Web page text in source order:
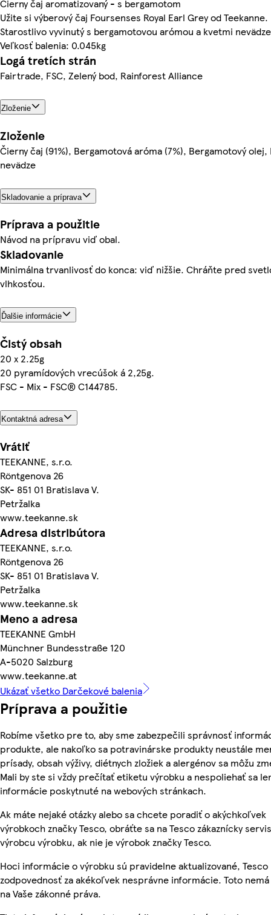
Čierny čaj aromatizovaný - s bergamotom
Užite si výberový čaj Foursenses Royal Earl Grey od Teekanne.
Starostlivo vyvinutý s bergamotovou arómou a kvetmi
Veľkosť balenia: 0.045kg
Logá tretích strán
Fairtrade, FSC, Zelený bod, Rainforest Alliance
Zloženie
Zloženie
Čierny čaj (91%), Bergamotová aróma (7%), Bergamotový olej,
nevädze
Skladovanie a príprava
Príprava a použitie
Návod na prípravu viď obal.
Skladovanie
Minimálna trvanlivosť do konca: viď nižšie. Chráňte pred
vlhkosťou.
Ďalšie informácie
Čistý obsah
20 x 2.25g
20 pyramídových vrecúšok á 2,25g.
FSC - Mix - FSC® C144785.
Kontaktná adresa
Vrátiť
TEEKANNE, s.r.o.
Röntgenova 26
SK- 851 01 Bratislava V.
Petržalka
www.teekanne.sk
Adresa distribútora
TEEKANNE, s.r.o.
Röntgenova 26
SK- 851 01 Bratislava V.
Petržalka
www.teekanne.sk
Meno a adresa
TEEKANNE GmbH
Münchner Bundesstraße 120
A-5020 Salzburg
www.teekanne.at
Ukázať všetko Darčekové balenia
Príprava a použitie
Robíme všetko pre to, aby sme zabezpečili správnosť
produkte, ale nakoľko sa potravinárske produkty neustále
prísady, obsah výživy, diétnych zložiek a alergénov sa môžu
Mali by ste si vždy prečítať etiketu výrobku a nespoliehať sa
informácie poskytnuté na webových stránkach.
Ak máte nejaké otázky alebo sa chcete poradiť o akýchkoľvek
výrobkoch značky Tesco, obráťte sa na Tesco zákaznícky
výrobcu výrobku, ak nie je výrobok značky Tesco.
Hoci informácie o výrobku sú pravidelne aktualizované, Tesco
zodpovednosť za akékoľvek nesprávne informácie. Toto
na Vaše zákonné práva.